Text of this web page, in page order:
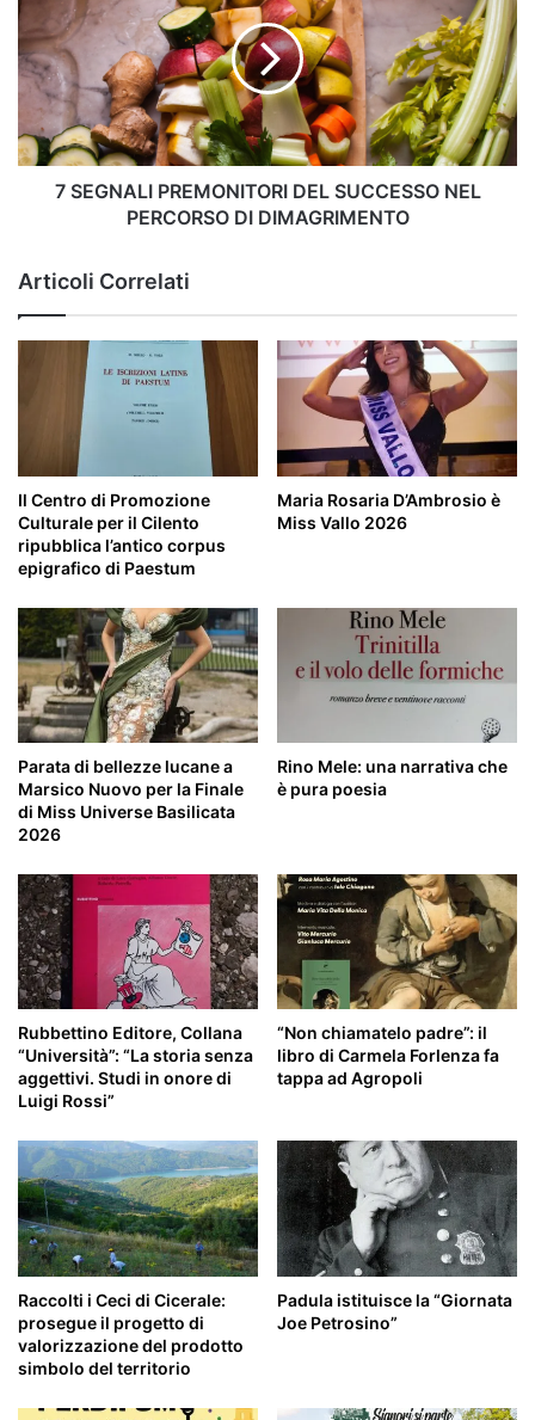
PREMONITORI
DEL
SUCCESSO
NEL
PERCORSO
DI
DIMAGRIMENTO
7 SEGNALI PREMONITORI DEL SUCCESSO NEL
PERCORSO DI DIMAGRIMENTO
Articoli Correlati
Il Centro di Promozione
Culturale per il Cilento
ripubblica l’antico corpus
epigrafico di Paestum
Maria Rosaria D’Ambrosio è
Miss Vallo 2026
Parata di bellezze lucane a
Marsico Nuovo per la Finale
di Miss Universe Basilicata
2026
Rino Mele: una narrativa che
è pura poesia
Rubbettino Editore, Collana
“Università”: “La storia senza
aggettivi. Studi in onore di
Luigi Rossi”
“Non chiamatelo padre”: il
libro di Carmela Forlenza fa
tappa ad Agropoli
Raccolti i Ceci di Cicerale:
prosegue il progetto di
valorizzazione del prodotto
simbolo del territorio
Padula istituisce la “Giornata
Joe Petrosino”